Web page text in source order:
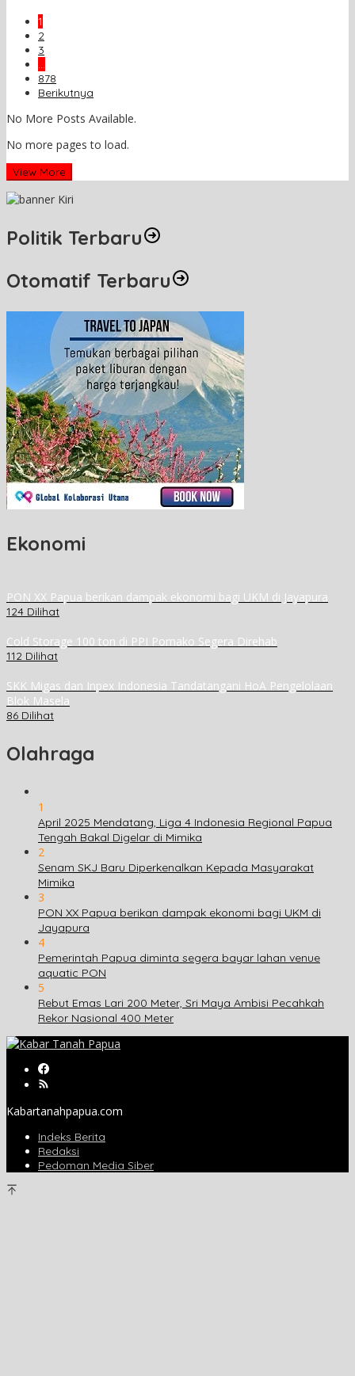
1
2
3
…
878
Berikutnya
No More Posts Available.
No more pages to load.
View More
Politik Terbaru
Otomatif Terbaru
Ekonomi
PON XX Papua berikan dampak ekonomi bagi UKM di Jayapura
124 Dilihat
Cold Storage 100 ton di PPI Pomako Segera Direhab
112 Dilihat
SKK Migas dan Inpex Indonesia Tandatangani HoA Pengelolaan
Blok Masela
86 Dilihat
Olahraga
1
April 2025 Mendatang, Liga 4 Indonesia Regional Papua
Tengah Bakal Digelar di Mimika
2
Senam SKJ Baru Diperkenalkan Kepada Masyarakat
Mimika
3
PON XX Papua berikan dampak ekonomi bagi UKM di
Jayapura
4
Pemerintah Papua diminta segera bayar lahan venue
aquatic PON
5
Rebut Emas Lari 200 Meter, Sri Maya Ambisi Pecahkah
Rekor Nasional 400 Meter
Kabartanahpapua.com
Indeks Berita
Redaksi
Pedoman Media Siber